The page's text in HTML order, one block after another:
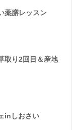
薬膳レッスン
取り2回目＆産地
inしおさい